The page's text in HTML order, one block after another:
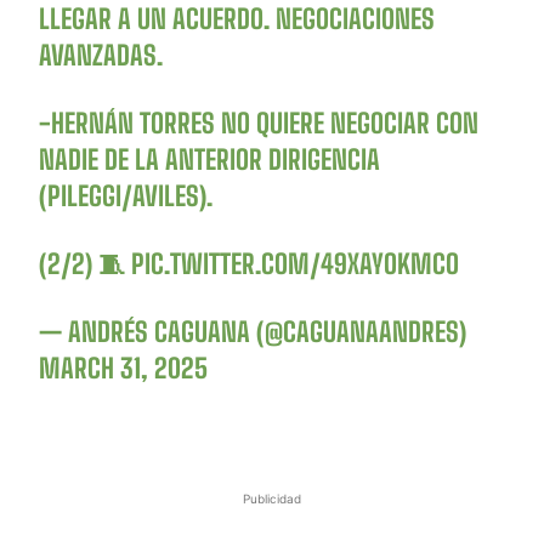
Publicidad
LLEGAR A UN ACUERDO. NEGOCIACIONES
AVANZADAS.
-HERNÁN TORRES NO QUIERE NEGOCIAR CON
NADIE DE LA ANTERIOR DIRIGENCIA
(PILEGGI/AVILES).
(2/2) 🧵 PIC.TWITTER.COM/49XAYOKMCO
— ANDRÉS CAGUANA (@CAGUANAANDRES)
MARCH 31, 2025